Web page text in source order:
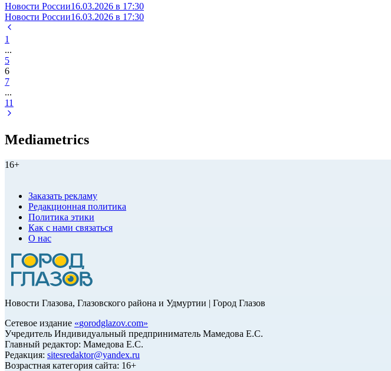
Новости России16.03.2026 в 17:30
Новости России16.03.2026 в 17:30
1
...
5
6
7
...
11
Mediametrics
16+
Заказать рекламу
Редакционная политика
Политика этики
Как с нами связаться
О нас
Новости Глазова, Глазовского района и Удмуртии | Город Глазов
Сетевое издание «gorodglazov.com»
Учредитель Индивидуальный предприниматель Мамедова Е.С.
Главный редактор: Мамедова Е.С.
Редакция: sitesredaktor@yandex.ru
Возрастная категория сайта: 16+